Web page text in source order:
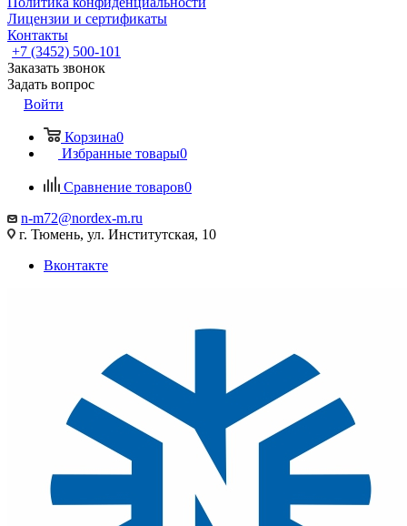
Лицензии и сертификаты
Контакты
+7 (3452) 500-101
Заказать звонок
Задать вопрос
Войти
Корзина0
Избранные товары0
Сравнение товаров0
n-m72@nordex-m.ru
г. Тюмень, ул. Институтская, 10
Вконтакте